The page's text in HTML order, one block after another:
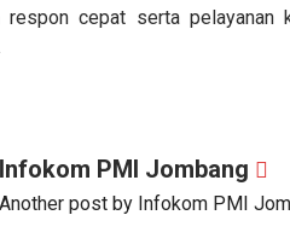
respon cepat serta pelayanan
Infokom PMI Jombang
Another post by Infokom PMI